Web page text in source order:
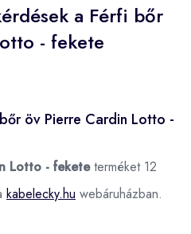
a Férfi bőr
- fekete
öv Pierre Cardin Lotto -
Lotto - feketeterméket 12
kabelecky.hu webáruházban.